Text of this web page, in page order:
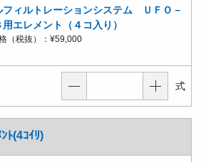
フィルトレーションシステム ＵＦＯ－
用エレメント（４コ入り）
（税抜）： ¥59,000
式
ﾄ(4ｺｲﾘ)